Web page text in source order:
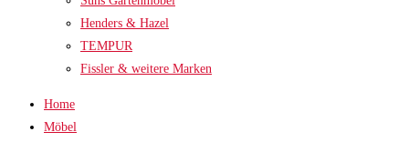
Henders & Hazel
TEMPUR
Fissler & weitere Marken
Home
Möbel